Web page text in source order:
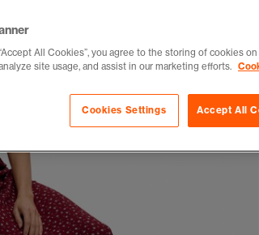
All Cookies”, you agree to the storing of cookies
site usage, and assist in our marketing efforts.
Accept All
Cookies Settings